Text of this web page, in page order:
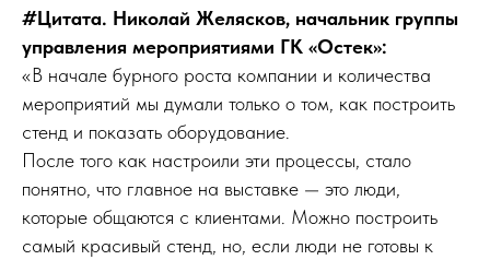
#Цитата. Николай Желясков, начальник группы
управления мероприятиями ГK «Остек»:
«В начале бурного роста компании и количества
мероприятий мы думали только о том, как построить
стенд и показать оборудование.
После того как настроили эти процессы, стало
понятно, что главное на выставке — это люди,
которые общаются с клиентами. Можно построить
самый красивый стенд, но, если люди не готовы к